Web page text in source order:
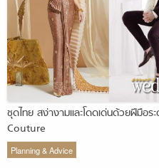
ชุดไทย สง่างามและโดดเด่นด้วยฝีมือ
Couture
Planning & Advice